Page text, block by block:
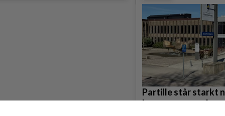
Partille står starkt
kommunernas